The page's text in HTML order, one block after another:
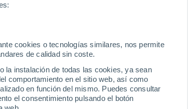
cookies o tecnologías similares, nos permite
de calidad sin coste.
la instalación de todas las cookies, ya sean
comportamiento en el sitio web, así como
en función del mismo. Puedes consultar
el consentimiento pulsando el botón
Hoy
9 Ago
Mañana
10 Ago
Martes
11 Ago